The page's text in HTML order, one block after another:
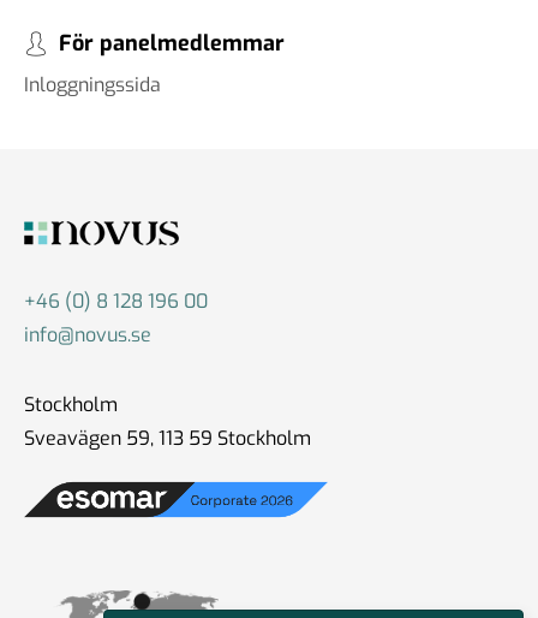
För panelmedlemmar
Inloggningssida
+46 (0) 8 128 196 00
info@novus.se
Stockholm
Sveavägen 59, 113 59 Stockholm